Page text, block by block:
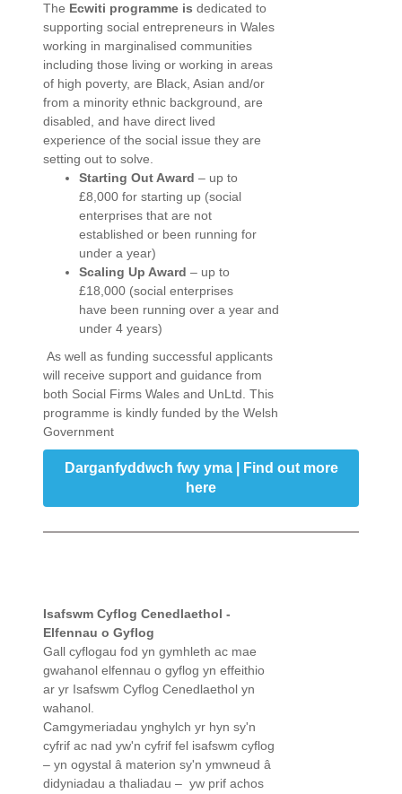
The Ecwiti programme is dedicated to
supporting social entrepreneurs in Wales
working in marginalised communities
including those living or working in areas
of high poverty, are Black, Asian and/or
from a minority ethnic background, are
disabled, and have direct lived
experience of the social issue they are
setting out to solve.
Starting Out Award – up to
£8,000 for starting up (social
enterprises that are not
established or been running for
under a year)
Scaling Up Award – up to
£18,000 (social enterprises
have been running over a year and
under 4 years)
As well as funding successful applicants
will receive support and guidance from
both Social Firms Wales and UnLtd. This
programme is kindly funded by the Welsh
Government
Darganfyddwch fwy yma | Find out more
here
Isafswm Cyflog Cenedlaethol -
Elfennau o Gyflog
Gall cyflogau fod yn gymhleth ac mae
gwahanol elfennau o gyflog yn effeithio
ar yr Isafswm Cyflog Cenedlaethol yn
wahanol.
Camgymeriadau ynghylch yr hyn sy'n
cyfrif ac nad yw'n cyfrif fel isafswm cyflog
– yn ogystal â materion sy'n ymwneud â
didyniadau a thaliadau – yw prif achos